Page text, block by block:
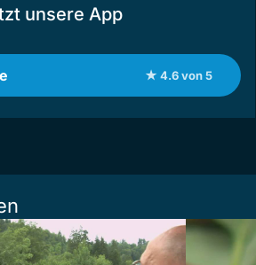
unsere App
★ 4.6 von 5